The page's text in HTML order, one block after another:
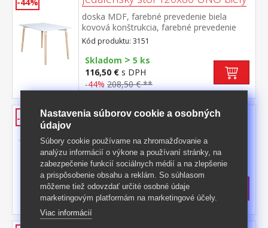
doska MDF, farebné prevedenie biela
kovová konštrukcia, farebné prevedenie
biela okrúhle nohy, materiál masív buk
nastaviteľné plastové klzáky s
pochrómovanou krytkou
Kód produktu: 3151
Skladom > 5 ks
116,50 € s DPH
-44% 208,50 € **
-52% Jedálenský stôl 140x90 UNO biely
kovová konštrukcia, farebné prevedenie
biela okrúhle nohy, materiál masív buk
nastaviteľné plastové klzáky s
pochrómovanou krytkou
Kód produktu: 3152
Skladom > 5 ks
134 €s DPH
-52% 283 € **
Nastavenia súborov cookie a osobných
údajov
Súbory cookie používame na zhromažďovanie a
analýzu informácií o výkone a používaní stránky, na
zabezpečenie funkcií sociálnych médií a na zlepšenie
a prispôsobenie obsahu a reklám. So súhlasom
môžeme tiež odovzdať určité osobné údaje
marketingovým platformám na marketingové účely.
Viac informácií